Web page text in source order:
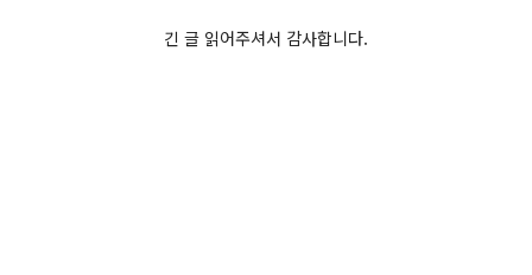
긴 글 읽어주셔서 감사합니다.